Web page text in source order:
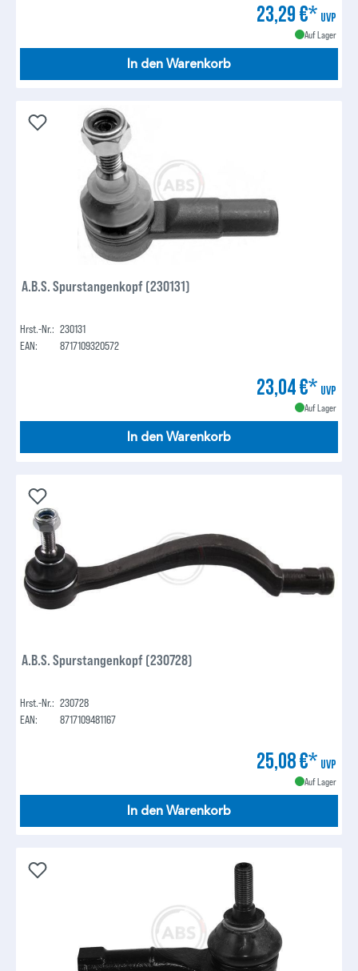
23,29 €* UVP
Auf Lager
In den Warenkorb
A.B.S. Spurstangenkopf (230131)
Hrst.-Nr.: 230131
EAN:
8717109320572
23,04 €* UVP
Auf Lager
In den Warenkorb
A.B.S. Spurstangenkopf (230728)
Hrst.-Nr.: 230728
EAN:
8717109481167
25,08 €* UVP
Auf Lager
In den Warenkorb